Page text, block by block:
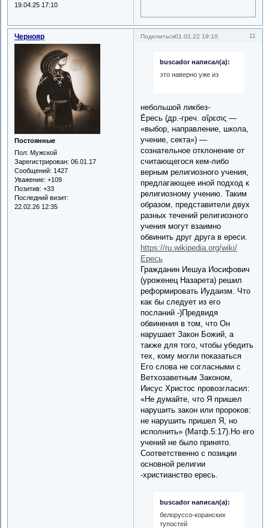
19.04.25 17:10
Поделиться 11
01.02.22 19:10
Чернояр
Постоянные
Пол: Мужской
Зарегистрирован: 06.01.17
Сообщений: 1427
Уважение: +109
Позитив: +33
Последний визит:
22.02.26 12:35
buscador написал(а):
это наверно уже из
небольшой ликбез-
Е́ресь (др.-греч. αἵρεσις —
«выбор, направление, школа,
учение, секта») —
сознательное отклонение от
считающегося кем-либо
верным религиозного учения,
предлагающее иной подход к
религиозному учению. Таким
образом, представители двух
разных течений религиозного
учения могут взаимно
обвинить друг друга в ереси.
https://ru.wikipedia.org/wiki/
Ересь
Гражданин Иешуа Иосифович
(уроженец Назарета) решил
реформировать Иудаизм. Что
как бы следует из его
посланий -)Предвидя
обвинения в том, что Он
нарушает Закон Божий, а
также для того, чтобы убедить
тех, кому могли показаться
Его слова не согласными с
Ветхозаветным Законом,
Иисус Христос провозгласил:
«Не думайте, что Я пришел
нарушить закон или пророков:
не нарушить пришел Я, но
исполнить» (Матф.5:17).Но его
учений не было принято.
Соответственно с позиции
основной религии
-христианство ересь.
buscador написал(а):
белоруссо-коранских
тупостей